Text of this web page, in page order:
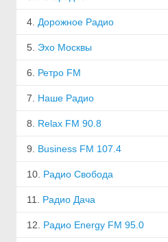
4. Дорожное Радио
5. Эхо Москвы
6. Ретро FM
7. Наше Радио
8. Relax FM 90.8
9. Business FM 107.4
10. Радио Свобода
11. Радио Дача
12. Радио Energy FM 95.0